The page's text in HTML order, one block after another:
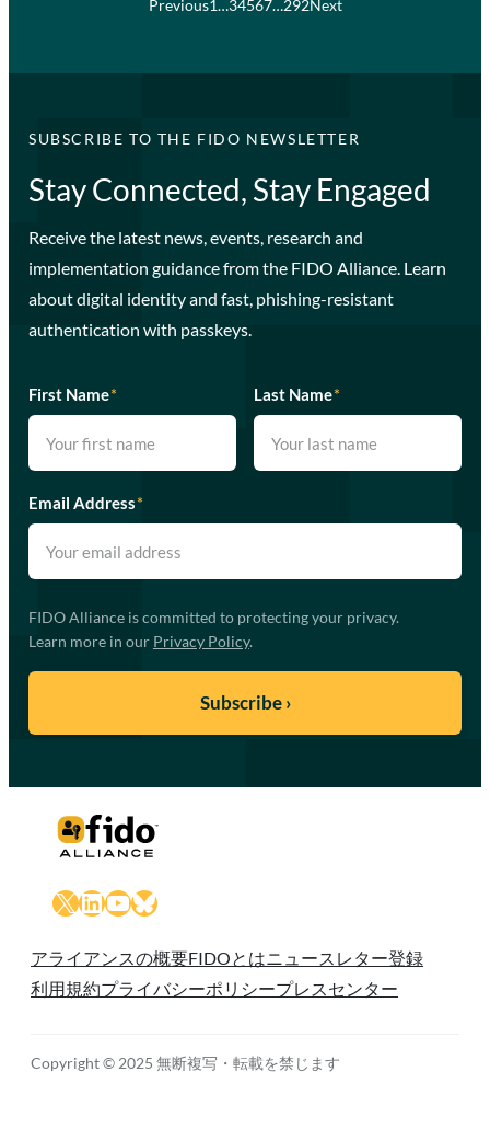
Previous1…34567…292Next
SUBSCRIBE TO THE FIDO NEWSLETTER
Stay Connected, Stay Engaged
Receive the latest news, events, research and
implementation guidance from the FIDO Alliance. Learn
about digital identity and fast, phishing-resistant
authentication with passkeys.
First Name* Last Name*
Email Address*
FIDO Alliance is committed to protecting your privacy.
Learn more in our Privacy Policy.
X LinkedIn
YouTube
Bluesky
アライアンスの概要FIDOとは ニュースレター登録
利用規約プライバシーポリシープレスセンター
Copyright © 2025 無断複写・転載を禁じます